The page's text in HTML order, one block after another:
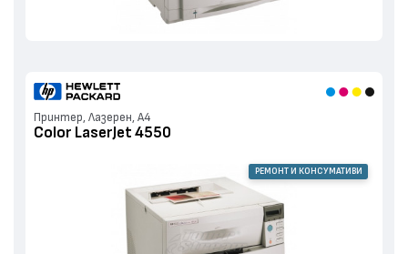
Принтер, Лазерен, А4
Color LaserJet 4550
РЕМОНТ И КОНСУМАТИВИ